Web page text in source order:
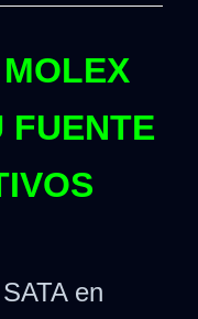
FUENTE
en